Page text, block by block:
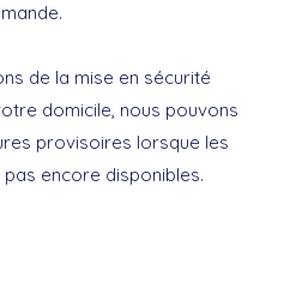
de la mise en sécurité
domicile, nous pouvons
provisoires lorsque les
encore disponibles.